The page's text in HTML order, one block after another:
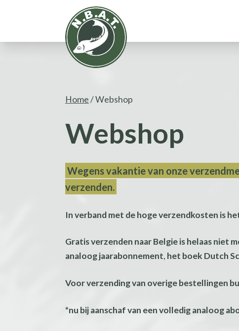
Home/ Webshop
Webshop
Wegens vakantie van onze
verzenden.
In verband met de hoge verzendkosten is
Gratis verzenden naar Belgie is helaas niet
analoog jaarabonnement, het boek Dutch
Voor verzending van overige bestellingen
*nu bij aanschaf van een volledig analoog